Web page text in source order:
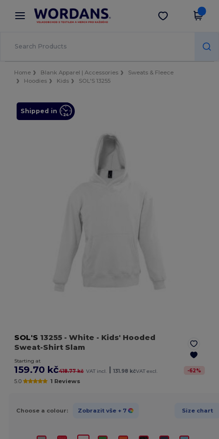
× Aplikace Wordans
Lepší ceny v aplikaci!
Stáhnout app
Home Blank Apparel | Accessories
Sweats & Fleece
Hoodies
Kids SOL'S 13255
Shipped in
SOL'S 13255 - White - Kids' Hooded
Sweat-Shirt Slam
Starting at
159.70 kč418.77 kč VAT incl. | 131.98 kčVAT excl. -62%
5.0 1 Reviews
Choose a colour: Zobrazit vše + 7 Size chart